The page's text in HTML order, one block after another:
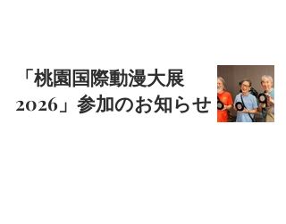
「桃園国際動漫大展
2026」参加のお知らせ